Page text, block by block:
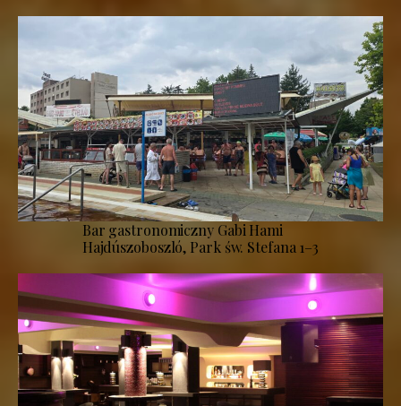
Bar gastronomiczny Gabi Hami
Hajdúszoboszló, Park św. Stefana 1–3